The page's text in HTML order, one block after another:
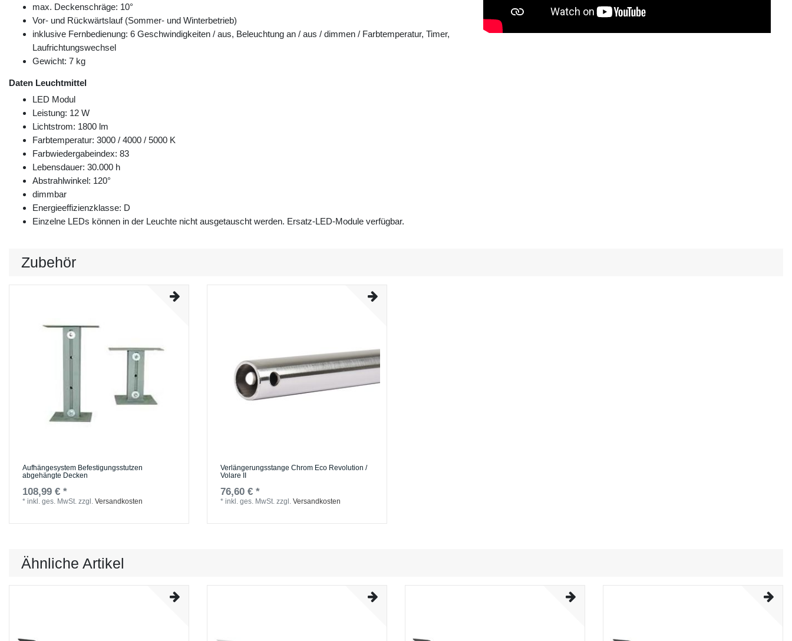
max. Deckenschräge: 10°
Vor- und Rückwärtslauf (Sommer- und Winterbetrieb)
inklusive Fernbedienung: 6 Geschwindigkeiten / aus, Beleuchtung an / aus / dimmen / Farbtemperatur, Timer,
Laufrichtungswechsel
Gewicht: 7 kg
Daten Leuchtmittel
LED Modul
Leistung: 12 W
Lichtstrom: 1800 lm
Farbtemperatur: 3000 / 4000 / 5000 K
Farbwiedergabeindex: 83
Lebensdauer: 30.000 h
Abstrahlwinkel: 120°
dimmbar
Energieeffizienzklasse: D
Einzelne LEDs können in der Leuchte nicht ausgetauscht werden. Ersatz-LED-Module verfügbar.
Zubehör
Aufhängesystem Befestigungsstutzen
abgehängte Decken
108,99 € *
*inkl. ges. MwSt. zzgl.Versandkosten
Verlängerungsstange Chrom Eco Revolution /
Volare II
76,60 € *
*inkl. ges. MwSt. zzgl.Versandkosten
Ähnliche Artikel